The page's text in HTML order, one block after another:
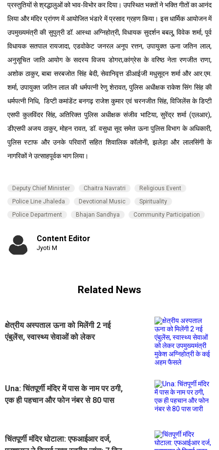
प्रस्तुतियों से श्रद्धालुओं को भाव-विभोर कर दिया। उपस्थित भक्तों ने भक्ति गीतों का आनंद
लिया और मंदिर प्रांगण में आयोजित भंडारे में प्रसाद ग्रहण किया। इस धार्मिक आयोजन में
उपमुख्यमंत्री की सुपुत्री डॉ. आस्था अग्निहोत्री, विधायक सुदर्शन बबलू, विवेक शर्मा, पूर्व
विधायक सतपाल रायजादा, एडवोकेट जनरल अनूप रत्तन, उपायुक्त ऊना जतिन लाल,
अनुसूचित जाति आयोग के सदस्य विजय डोगरा,कांग्रेस के वरिष्ठ नेता रणजीत राणा,
अशोक ठाकुर, बाबा सरबजोत सिंह बेदी, सेवानिवृत्त डीआईजी मधुसूदन शर्मा और आर.एम.
शर्मा, उपायुक्त जतिन लाल की धर्मपत्नी रेणु शेरावत, पुलिस अधीक्षक राकेश सिंग सिंह की
धर्मपत्नी निधि, डिप्टी कमांडेंट बनगढ़ राजेश कुमार एवं चरनजीत सिंह, विजिलेंस के डिप्टी
एसपी कुलविंदर सिंह, अतिरिक्त पुलिस अधीक्षक संजीव भाटिया, सुरेंद्र शर्मा (एलआर),
डीएसपी अजय ठाकुर, मोहन रावत, डॉ. वसुधा सूद समेत ऊना पुलिस विभाग के अधिकारी,
पुलिस स्टाफ और उनके परिवारों सहित शिवालिक कॉलोनी, झलेड़ा और लालसिंगी के
नागरिकों ने उत्साहपूर्वक भाग लिया।
Deputy Chief Minister Chaitra Navratri
Religious Event
Police Line Jhaleda
Devotional Music
Spirituality
Police Department
Bhajan Sandhya Community Participation
Content Editor
Jyoti M
Related News
क्षेत्रीय अस्पताल ऊना को मिलेंगी 2 नई
एंबुलेंस, स्वास्थ्य सेवाओं को लेकर
Una: चिंतपूर्णी मंदिर में पास के नाम पर ठगी,
एक ही पहचान और फोन नंबर से 80 पास
चिंतपूर्णी मंदिर घोटाला: एफआईआर दर्ज,